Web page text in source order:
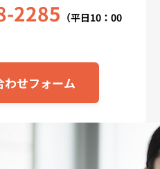
2285 （平日10：00
せフォーム